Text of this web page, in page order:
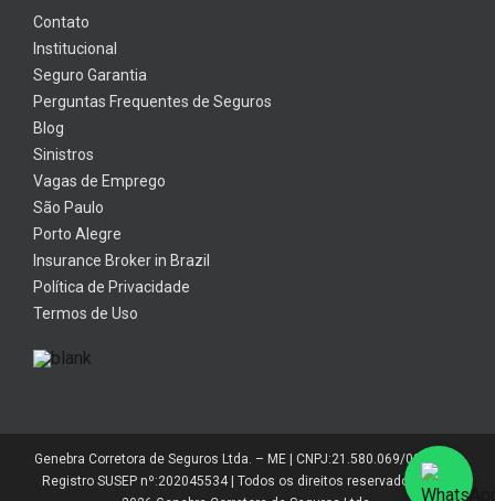
Contato
Institucional
Seguro Garantia
Perguntas Frequentes de Seguros
Blog
Sinistros
Vagas de Emprego
São Paulo
Porto Alegre
Insurance Broker in Brazil
Política de Privacidade
Termos de Uso
Genebra Corretora de Seguros Ltda. – ME | CNPJ:21.580.069/0001-01 |
Registro SUSEP nº:202045534 | Todos os direitos reservados 2014-